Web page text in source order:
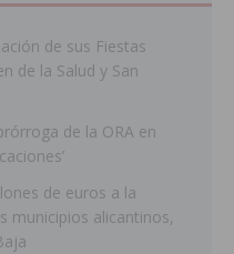
de sus Fiestas
de la Salud y San
de la ORA en
de euros a la
municipios alicantinos,